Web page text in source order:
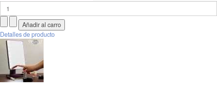
Detalles de producto